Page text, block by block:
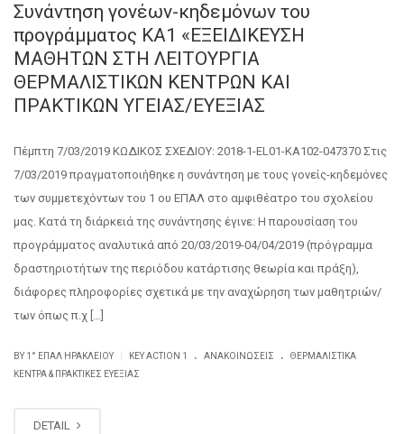
Συνάντηση γονέων-κηδεμόνων του
προγράμματος ΚΑ1 «ΕΞΕΙΔΙΚΕΥΣΗ
ΜΑΘΗΤΩΝ ΣΤΗ ΛΕΙΤΟΥΡΓΙΑ
ΘΕΡΜΑΛΙΣΤΙΚΩΝ ΚΕΝΤΡΩΝ ΚΑΙ
ΠΡΑΚΤΙΚΩΝ ΥΓΕΙΑΣ/ΕΥΕΞΙΑΣ
Πέμπτη 7/03/2019 ΚΩΔΙΚΟΣ ΣΧΕΔΙΟΥ: 2018-1-EL01-KA102-047370 Στις
7/03/2019 πραγματοποιήθηκε η συνάντηση με τους γονείς-κηδεμόνες
των συμμετεχόντων του 1 ου ΕΠΑΛ στο αμφιθέατρο του σχολείου
μας. Κατά τη διάρκειά της συνάντησης έγινε: Η παρουσίαση του
προγράμματος αναλυτικά από 20/03/2019-04/04/2019 (πρόγραμμα
δραστηριοτήτων της περιόδου κατάρτισης θεωρία και πράξη),
διάφορες πληροφορίες σχετικά με την αναχώρηση των μαθητριών/
των όπως π.χ […]
BY1° ΕΠΑΛ ΗΡΑΚΛΕΊΟΥ KEY ACTION 1 . ΑΝΑΚΟΙΝΏΣΕΙΣ .
ΘΕΡΜΑΛΙΣΤΙΚΆ
ΚΈΝΤΡΑ & ΠΡΑΚΤΙΚΈΣ ΕΥΕΞΊΑΣ
DETAIL